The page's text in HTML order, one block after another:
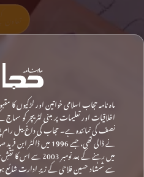
ماہ نامہ حجاب اسلامی خواتین اور لڑکیوں
اخلاقیات اور تعلیمات پر مبنی لٹریچر کو
نے ڈالی تھی، جسے 1996
میں رہنے کے بعد
سے شمشاد حسین فلاحی کے زیرِ ادارت شائع